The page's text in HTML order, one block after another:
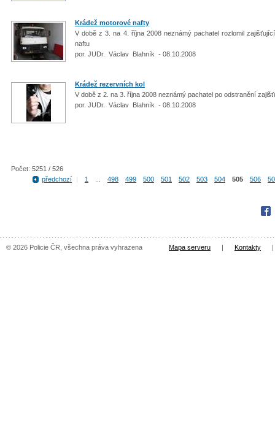
Krádež motorové nafty
V době z 3. na 4. října 2008 neznámý pachatel rozlomil
naftu
por. JUDr. Václav Blahník - 08.10.2008
Krádež rezervních kol
V době z 2. na 3. října 2008 neznámý pachatel po odstranění
por. JUDr. Václav Blahník - 08.10.2008
Počet: 5251 / 526
předchozí
| 1 498 499 500 501 502 503 504 505 506
© 2026 Policie ČR, všechna práva vyhrazena Mapa serveru | Kontakty |